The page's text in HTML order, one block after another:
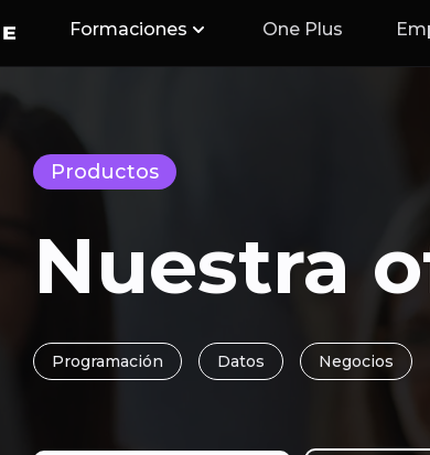
Formaciones One Plus
Productos
Nuestra
Programación Datos Negocios